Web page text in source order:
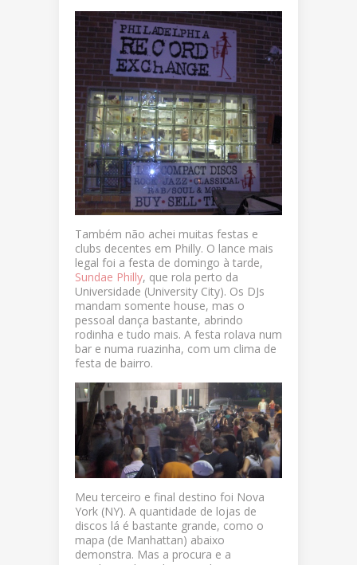
Também não achei muitas festas e
clubs decentes em Philly. O lance mais
legal foi a festa de domingo à tarde,
Sundae Philly, que rola perto da
Universidade (University City). Os DJs
mandam somente house, mas o
pessoal dança bastante, abrindo
rodinha e tudo mais. A festa rolava num
bar e numa ruazinha, com um clima de
festa de bairro.
Meu terceiro e final destino foi Nova
York (NY). A quantidade de lojas de
discos lá é bastante grande, como o
mapa (de Manhattan) abaixo
demonstra. Mas a procura e a